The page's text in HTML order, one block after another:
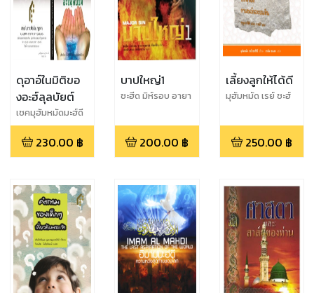
ดุอาอ์ในมิติขอ
งอะฮ์ลุลบัยต์
เชคมุฮัมหมัดมะฮ์ดี
อัลอาศิฟี
230.00 ฿
บาปใหญ่1
ชะฮีด มิห์รอบ อายา
200.00 ฿
เลี้ยงลูกให้ได้ดี
มุฮัมหมัด เรย์ ชะฮ์
250.00 ฿